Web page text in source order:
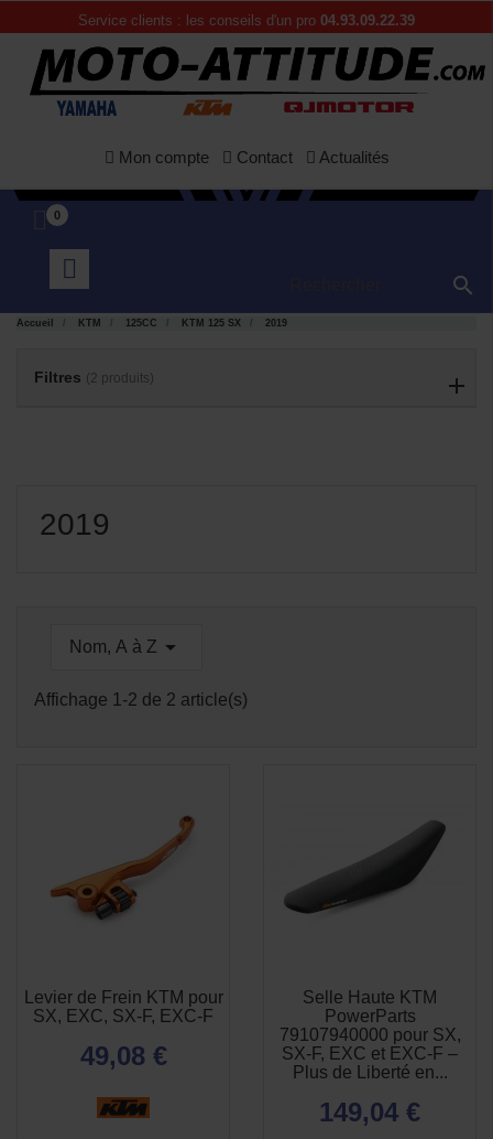
Service clients : les conseils d'un pro 04.93.09.22.39
Mon compte Contact Actualités
0

Accueil KTM 125CC KTM 125 SX 2019
Filtres (2 produits)
2019
Nom, A à Z 
Affichage 1-2 de 2 article(s)
Levier de Frein KTM pour
SX, EXC, SX-F, EXC-F
49,08 €
Selle Haute KTM
PowerParts
79107940000 pour SX,
SX-F, EXC et EXC-F –
Plus de Liberté en...
149,04 €